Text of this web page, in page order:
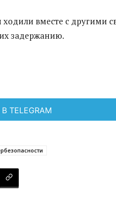
ходили вместе с другими
задержанию.
TELEGRAM